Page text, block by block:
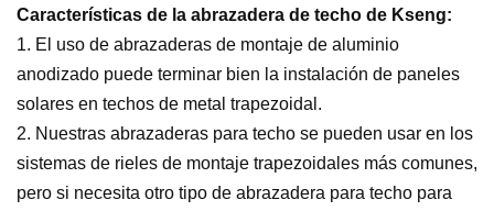
Características de la abrazadera de techo de Kseng:
1. El uso de abrazaderas de montaje de aluminio
anodizado puede terminar bien la instalación de paneles
solares en techos de metal trapezoidal.
2. Nuestras abrazaderas para techo se pueden usar en los
sistemas de rieles de montaje trapezoidales más comunes,
pero si necesita otro tipo de abrazadera para techo para